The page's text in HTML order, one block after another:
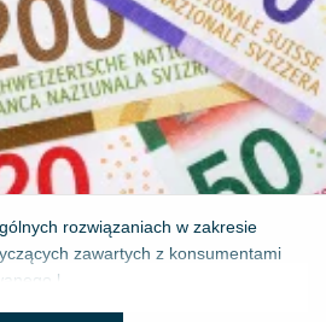
rozwiązaniach w zakresie
zawartych z konsumentami
l...